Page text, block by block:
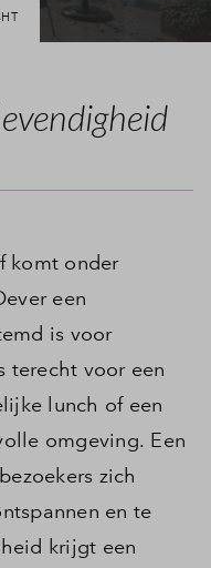
komt onder
een
is voor
terecht voor een
lunch of een
omgeving. Een
zich
en te
krijgt een